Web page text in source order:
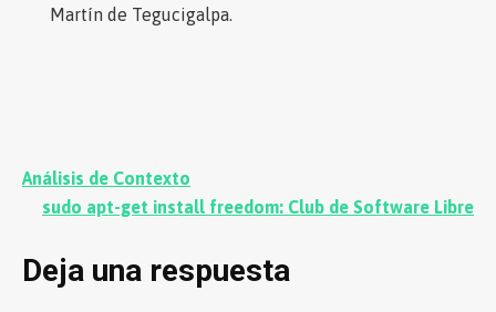
Martín de Tegucigalpa.
Navegación
de
Análisis de Contexto
sudo apt-get install freedom: Club de Software Libre
Deja una respuesta